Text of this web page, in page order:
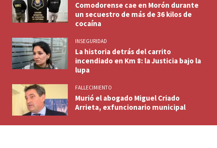
Comodorense cae en Morón durante
un secuestro de más de 36 kilos de
cocaína
INSEGURIDAD
La historia detrás del carrito
incendiado en Km 8: la Justicia bajo la
lupa
FALLECIMIENTO
Murió el abogado Miguel Criado
Arrieta, exfuncionario municipal